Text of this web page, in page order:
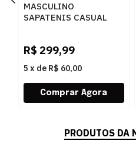
MASCULINO
SAPATENIS CASUAL
R$ 299,99
5 x de R$ 60,00
PRODUTOS DA